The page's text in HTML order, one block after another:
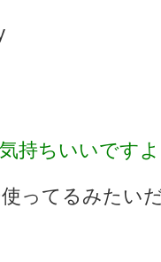
持ちいいですよ
ってるみたい